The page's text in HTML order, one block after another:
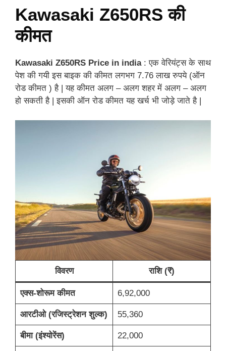
Kawasaki Z650RS की
कीमत
Kawasaki Z650RS Price in india: एक वेरियंट्स के साथ
पेश की गयी इस बाइक की कीमत लगभग 7.76 लाख रुपये (ऑन
रोड कीमत ) है | यह कीमत अलग – अलग शहर में अलग – अलग
हो सकती है | इसकी ऑन रोड कीमत यह खर्च भी जोड़े जाते है |
विवरण राशि (₹)
एक्स-शोरूम कीमत 6,92,000
आरटीओ (रजिस्ट्रेशन शुल्क) 55,360
बीमा (इंश्योरेंस) 22,000